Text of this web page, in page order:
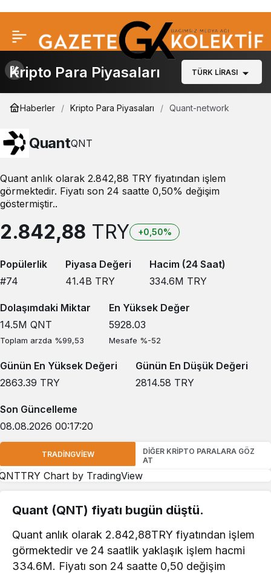
Kripto Para Piyasaları TÜRK LIRASI
Haberler Kripto Para Piyasaları Quant-network
QuantQNT
Quant anlık olarak 2.842,88 TRY fiyatından işlem
görmektedir. Fiyatı son 24 saatte 0,50% değişim
göstermiştir..
2.842,88 TRY +0,50%
Popülerlik
#74
Piyasa Değeri
41.4B TRY
Hacim (24 Saat)
334.6M TRY
Dolaşımdaki Miktar
14.5M QNT
Toplam arzda %99,53
En Yüksek Değer
5928.03
Mesafe %-52
Günün En Yüksek Değeri
2863.39 TRY
Günün En Düşük Değeri
2814.58 TRY
Son Güncelleme
08.08.2026 00:17:20
TRADINGVIEW
DIĞER KRIPTO PARALARA GÖZ
AT
Chart by TradingView
Quant (QNT) fiyatı bugün düştü.
Quant anlık olarak 2.842,88TRY fiyatından işlem
görmektedir ve 24 saatlik yaklaşık işlem hacmi
334.6M. Fiyatı son 24 saatte 0,50 değişim